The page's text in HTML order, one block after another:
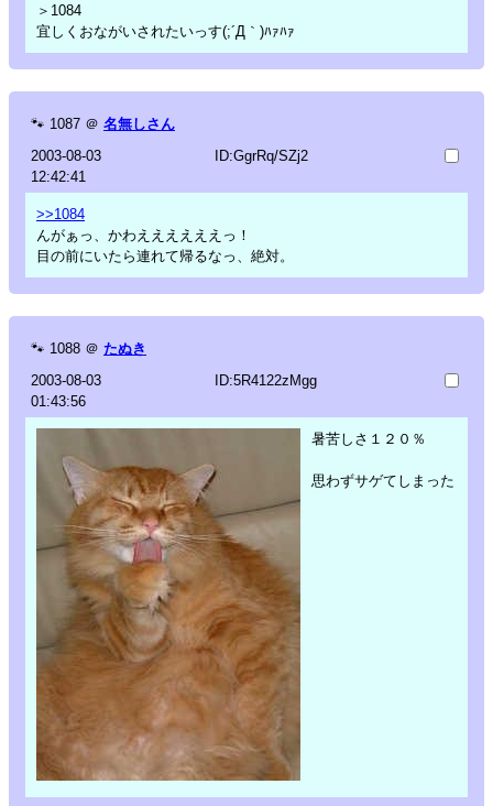
＞1084
宜しくおながいされたいっす(;´Д｀)ﾊｧﾊｧ
🐾 1087 ＠ 名無しさん
2003-08-03
12:42:41
ID:GgrRq/SZj2
>>1084
んがぁっ、かわええええええっ！
目の前にいたら連れて帰るなっ、絶対。
🐾 1088 ＠ たぬき
2003-08-03
01:43:56
ID:5R4122zMgg
暑苦しさ１２０％
思わずサゲてしまった